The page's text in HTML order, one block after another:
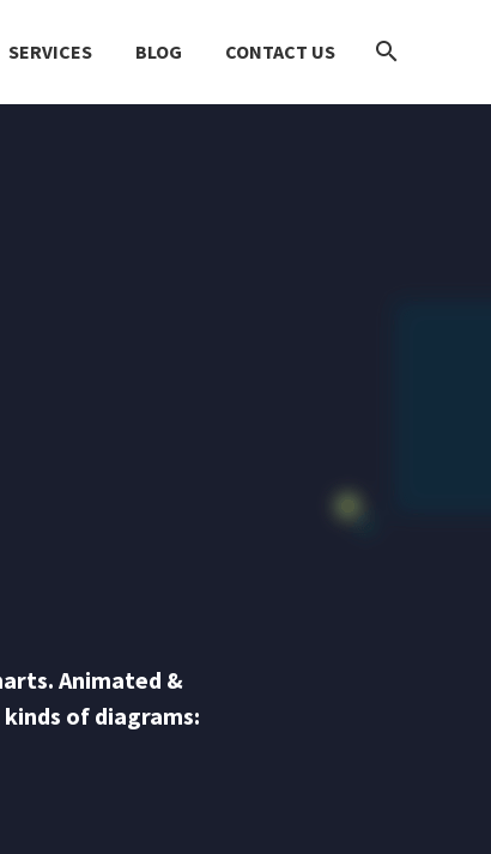
SERVICES BLOG CONTACT US
Animated &
of diagrams: